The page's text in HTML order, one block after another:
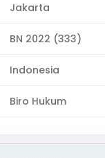
Jakarta
BN 2022 (333)
Indonesia
Biro Hukum